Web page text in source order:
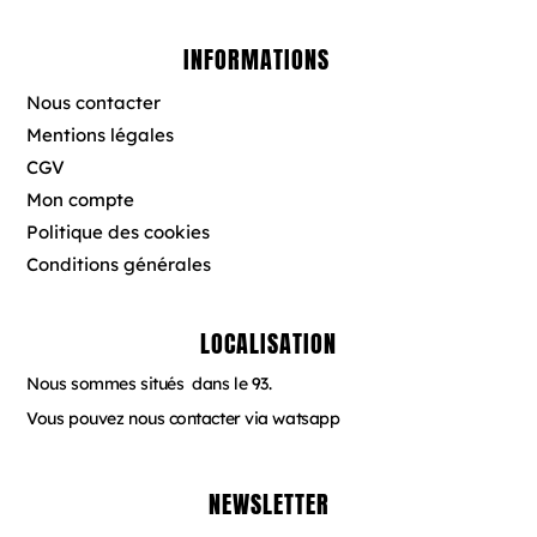
c
b
o
s
a
g
n
INFORMATIONS
Nous contacter
Mentions légales
CGV
Mon compte
Politique des cookies
Conditions générales
LOCALISATION
Nous sommes situés dans le 93.
Vous pouvez nous contacter via watsapp
NEWSLETTER